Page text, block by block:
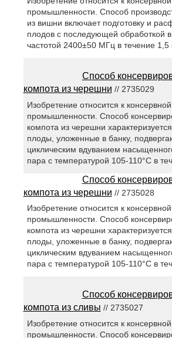
промышленности. Способ
из вишни включает подготовку и
плодов с последующей обработкой
частотой 2400±50 МГц в течение 1,5
Способ
компота из черешни // 2735029
Изобретение относится к консервной
промышленности. Способ
компота из черешни
плоды, уложенные в банку,
циклическим вдуванием
пара с температурой 105-110°C в
Способ
компота из черешни // 2735028
Изобретение относится к консервной
промышленности. Способ
компота из черешни
плоды, уложенные в банку,
циклическим вдуванием
пара с температурой 105-110°С в
Способ
компота из сливы // 2735027
Изобретение относится к консервной
промышленности. Способ